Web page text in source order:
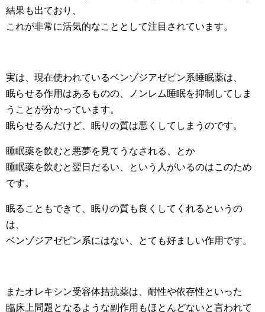
結果も出ており、
これが非常に活気的なこととして注目されています。
実は、現在使われているベンゾジアゼピン系睡眠薬は、
眠らせる作用はあるものの、ノンレム睡眠を抑制してしま
うことが分かっています。
眠らせるんだけど、眠りの質は悪くしてしまうのです。
睡眠薬を飲むと悪夢を見てうなされる、とか
睡眠薬を飲むと翌日だるい、という人がいるのはこのため
です。
眠ることもできて、眠りの質も良くしてくれるというの
は、
ベンゾジアゼピン系にはない、とても好ましい作用です。
またオレキシン受容体拮抗薬は、耐性や依存性といった
臨床上問題となるような副作用もほとんどないと言われて